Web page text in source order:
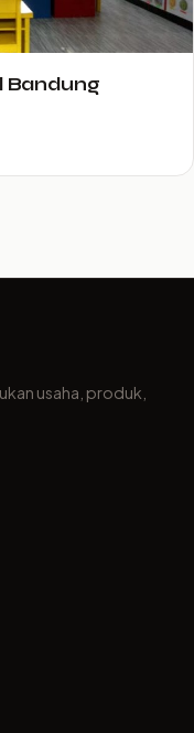
Bandung
usaha, produk,